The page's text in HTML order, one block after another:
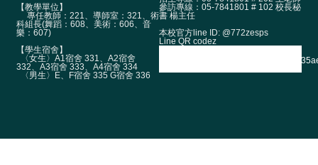
成
果
生
涯
【教學單位】
專任教師：221、導師室：321、術
科組長(舞蹈：608、美術：606、音
樂：607)
【學生宿舍】
〈女生〉A1宿舍 331、A2宿舍
332、A3宿舍 333、A4宿舍 334
〈男生〉E、F宿舍 335 G宿舍 336
參訪專線：05-7841801 # 102 校長秘
書 楊主任
本校官方line ID: @772zesps
Line QR codez